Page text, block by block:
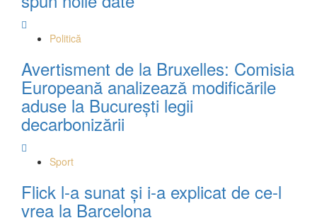
Politică
Avertisment de la Bruxelles: Comisia
Europeană analizează modificările
aduse la București legii
decarbonizării
Sport
Flick l-a sunat și i-a explicat de ce-l
vrea la Barcelona